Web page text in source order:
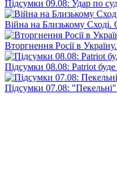
Підсумки 09.08: Удар по
Війна на Близькому Сході.
Вторгнення Росії в
Підсумки 08.08: Patriot
Підсумки 07.08: "Пекельні"